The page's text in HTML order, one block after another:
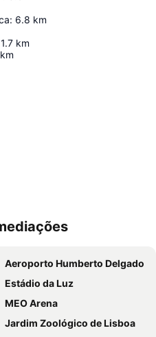
: 6.8 km
km
km
Aeroporto Humberto Delgado
Estádio da Luz
MEO Arena
Jardim Zoológico de Lisboa